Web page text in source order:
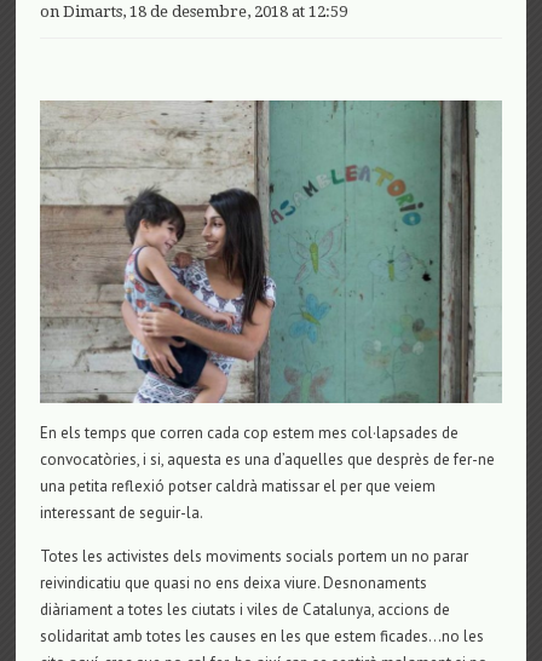
on Dimarts, 18 de desembre, 2018 at 12:59
En els temps que corren cada cop estem mes col·lapsades de
convocatòries, i si, aquesta es una d’aquelles que desprès de fer-ne
una petita reflexió potser caldrà matissar el per que veiem
interessant de seguir-la.
Totes les activistes dels moviments socials portem un no parar
reivindicatiu que quasi no ens deixa viure. Desnonaments
diàriament a totes les ciutats i viles de Catalunya, accions de
solidaritat amb totes les causes en les que estem ficades…no les